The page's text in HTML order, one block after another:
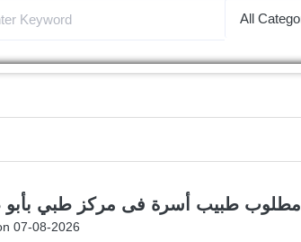
مطلوب طبيب أسرة فى مركز طبي
07-08-2026